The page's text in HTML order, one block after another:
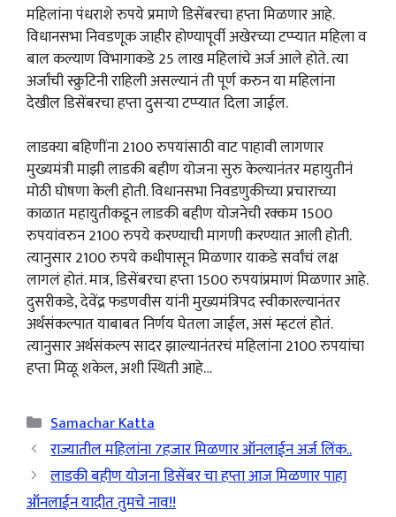
महिलांना पंधराशे रुपये प्रमाणे डिसेंबरचा हप्ता मिळणार आहे.
विधानसभा निवडणूक जाहीर होण्यापूर्वी अखेरच्या टप्प्यात महिला व
बाल कल्याण विभागाकडे 25 लाख महिलांचे अर्ज आले होते. त्या
अर्जांची स्क्रुटिनी राहिली असल्यानं ती पूर्ण करुन या महिलांना
देखील डिसेंबरचा हप्ता दुसऱ्या टप्प्यात दिला जाईल.
लाडक्या बहिणींना 2100 रुपयांसाठी वाट पाहावी लागणार
मुख्यमंत्री माझी लाडकी बहीण योजना सुरु केल्यानंतर महायुतीनं
मोठी घोषणा केली होती. विधानसभा निवडणुकीच्या प्रचाराच्या
काळात महायुतीकडून लाडकी बहीण योजनेची रक्कम 1500
रुपयांवरुन 2100 रुपये करण्याची मागणी करण्यात आली होती.
त्यानुसार 2100 रुपये कधीपासून मिळणार याकडे सर्वांचं लक्ष
लागलं होतं. मात्र, डिसेंबरचा हप्ता 1500 रुपयांप्रमाणं मिळणार आहे.
दुसरीकडे, देवेंद्र फडणवीस यांनी मुख्यमंत्रिपद स्वीकारल्यानंतर
अर्थसंकल्पात याबाबत निर्णय घेतला जाईल, असं म्हटलं होतं.
त्यानुसार अर्थसंकल्प सादर झाल्यानंतरचं महिलांना 2100 रुपयांचा
हप्ता मिळू शकेल, अशी स्थिती आहे…
Categories
Samachar Katta
राज्यातील महिलांना 7हजार मिळणार ऑनलाईन अर्ज लिंक..
लाडकी बहीण योजना डिसेंबर चा हप्ता आज मिळणार पाहा
ऑनलाईन यादीत तुमचे नाव!!